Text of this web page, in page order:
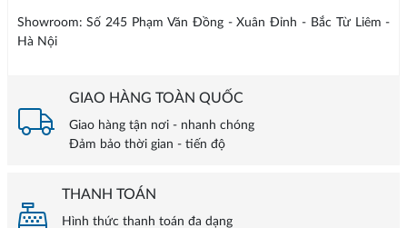
Showroom: Số 245 Phạm Văn Đồng - Xuân Đỉnh - Bắc Từ Liêm -
Hà Nội
GIAO HÀNG TOÀN QUỐC
Giao hàng tận nơi - nhanh chóng
Đảm bảo thời gian - tiến độ
THANH TOÁN
Hình thức thanh toán đa dạng